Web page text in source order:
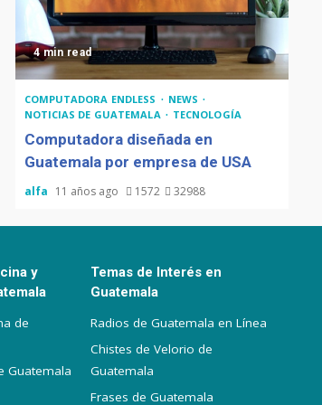
4 min read
COMPUTADORA ENDLESS
NEWS
NOTICIAS DE GUATEMALA
TECNOLOGÍA
Computadora diseñada en
Guatemala por empresa de USA
alfa 11 años ago 1572 32988
y
de
Guatemala
Temas de Interés en
Guatemala
Radios de Guatemala en Línea
Chistes de Velorio de
Guatemala
Frases de Guatemala